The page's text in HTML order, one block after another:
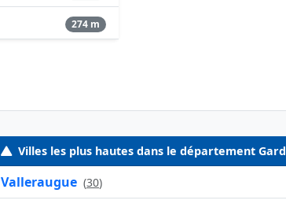
274 m
Villes les plus hautes dans le département Gard
Valleraugue (30)